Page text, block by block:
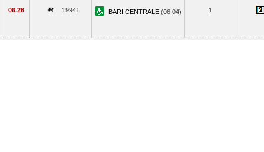
06.26 19941 BARI CENTRALE (06.04) 1